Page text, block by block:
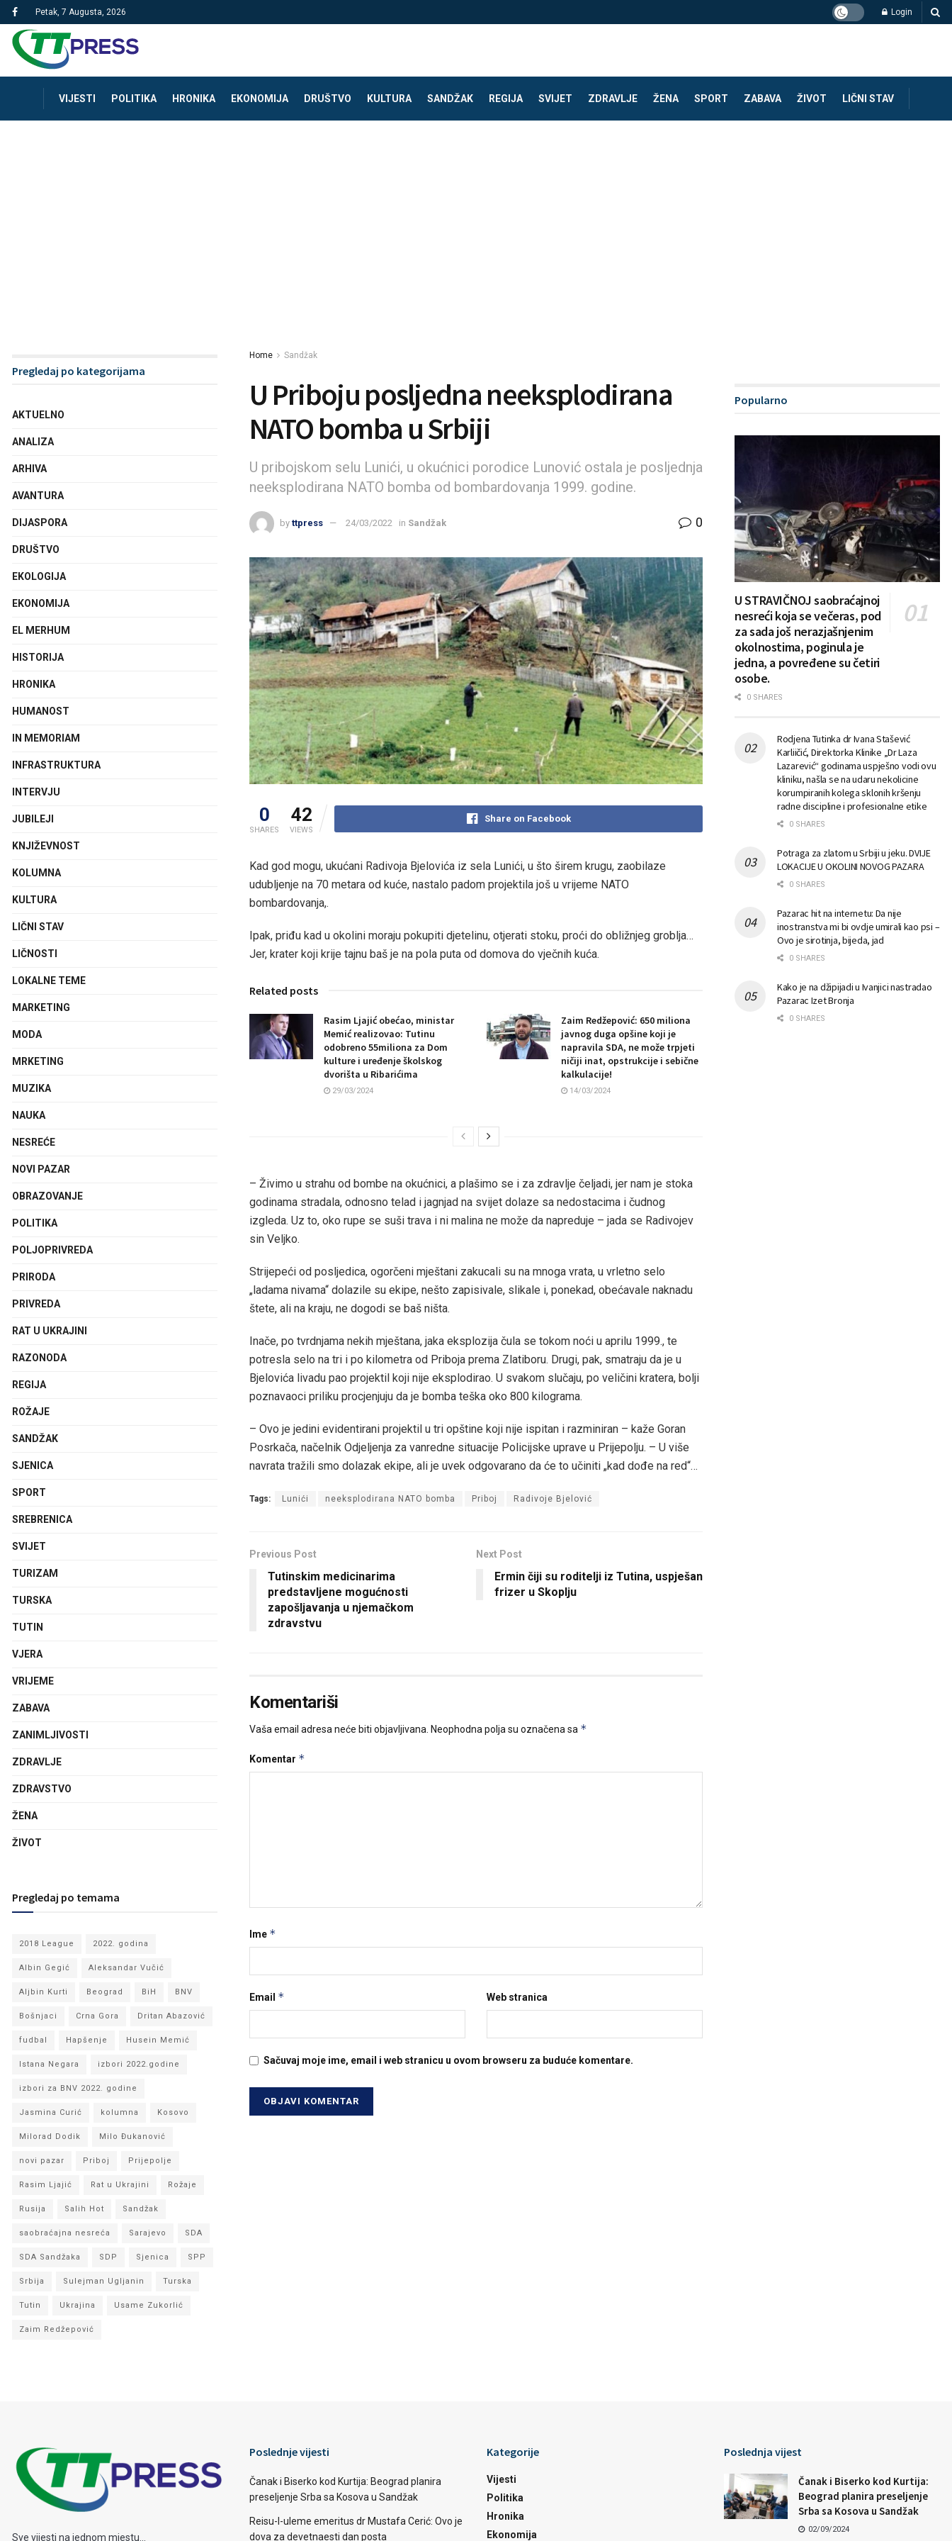
Petak, 7 Augusta, 2026 Login
VIJESTI POLITIKA HRONIKA EKONOMIJA DRUŠTVO KULTURA SANDŽAK REGIJA SVIJET ZDRAVLJE ŽENA SPORT ZABAVA ŽIVOT LIČNI STAV
Home Sandžak
U Priboju posljedna neeksplodirana
NATO bomba u Srbiji
U pribojskom selu Lunići, u okućnici porodice Lunović ostala je posljednja
neeksplodirana NATO bomba od bombardovanja 1999. godine.
by ttpress 24/03/2022 in Sandžak 0
0
SHARES
42
VIEWS
Share on Facebook
Kad god mogu, ukućani Radivoja Bjelovića iz sela Lunići, u što širem krugu, zaobilaze
udubljenje na 70 metara od kuće, nastalo padom projektila još u vrijeme NATO
bombardovanja,.
Ipak, priđu kad u okolini moraju pokupiti djetelinu, otjerati stoku, proći do obližnjeg groblja…
Jer, krater koji krije tajnu baš je na pola puta od domova do vječnih kuća.
Related posts
Rasim Ljajić obećao, ministar
Memić realizovao: Tutinu
odobreno 55miliona za Dom
kulture i uređenje školskog
dvorišta u Ribarićima
29/03/2024
Zaim Redžepović: 650 miliona
javnog duga opšine koji je
napravila SDA, ne može trpjeti
ničiji inat, opstrukcije i sebične
kalkulacije!
14/03/2024
– Živimo u strahu od bombe na okućnici, a plašimo se i za zdravlje čeljadi, jer nam je stoka
godinama stradala, odnosno telad i jagnjad na svijet dolaze sa nedostacima i čudnog
izgleda. Uz to, oko rupe se suši trava i ni malina ne može da napreduje – jada se Radivojev
sin Veljko.
Strijepeći od posljedica, ogorčeni mještani zakucali su na mnoga vrata, u vrletno selo
„ladama nivama“ dolazile su ekipe, nešto zapisivale, slikale i, ponekad, obećavale naknadu
štete, ali na kraju, ne dogodi se baš ništa.
Inače, po tvrdnjama nekih mještana, jaka eksplozija čula se tokom noći u aprilu 1999., te
potresla selo na tri i po kilometra od Priboja prema Zlatiboru. Drugi, pak, smatraju da je u
Bjelovića livadu pao projektil koji nije eksplodirao. U svakom slučaju, po veličini kratera, bolji
poznavaoci priliku procjenjuju da je bomba teška oko 800 kilograma.
– Ovo je jedini evidentirani projektil u tri opštine koji nije ispitan i razminiran – kaže Goran
Posrkača, načelnik Odjeljenja za vanredne situacije Policijske uprave u Prijepolju. – U više
navrata tražili smo dolazak ekipe, ali je uvek odgovarano da će to učiniti „kad dođe na red“…
Tags: Lunići neeksplodirana NATO bomba Priboj Radivoje Bjelović
Previous Post
Tutinskim medicinarima
predstavljene mogućnosti
zapošljavanja u njemačkom
zdravstvu
Next Post
Ermin čiji su roditelji iz Tutina, uspješan
frizer u Skoplju
Komentariši
Vaša email adresa neće biti objavljivana. Neophodna polja su označena sa *
Komentar *
Ime *
Email * Web stranica
Sačuvaj moje ime, email i web stranicu u ovom browseru za buduće komentare.
Pregledaj po kategorijama
AKTUELNO
ANALIZA
ARHIVA
AVANTURA
DIJASPORA
DRUŠTVO
EKOLOGIJA
EKONOMIJA
EL MERHUM
HISTORIJA
HRONIKA
HUMANOST
IN MEMORIAM
INFRASTRUKTURA
INTERVJU
JUBILEJI
KNJIŽEVNOST
KOLUMNA
KULTURA
LIČNI STAV
LIČNOSTI
LOKALNE TEME
MARKETING
MODA
MRKETING
MUZIKA
NAUKA
NESREĆE
NOVI PAZAR
OBRAZOVANJE
POLITIKA
POLJOPRIVREDA
PRIRODA
PRIVREDA
RAT U UKRAJINI
RAZONODA
REGIJA
ROŽAJE
SANDŽAK
SJENICA
SPORT
SREBRENICA
SVIJET
TURIZAM
TURSKA
TUTIN
VJERA
VRIJEME
ZABAVA
ZANIMLJIVOSTI
ZDRAVLJE
ZDRAVSTVO
ŽENA
ŽIVOT
Pregledaj po temama
2018 League 2022. godina
Albin Gegić Aleksandar Vučić
Aljbin Kurti Beograd BiH BNV
Bošnjaci Crna Gora Dritan Abazović
fudbal Hapšenje Husein Memić
Istana Negara izbori 2022.godine
izbori za BNV 2022. godine
Jasmina Curić kolumna Kosovo
Milorad Dodik Milo Đukanović
novi pazar Priboj Prijepolje
Rasim Ljajić Rat u Ukrajini Rožaje
Rusija Salih Hot Sandžak
saobraćajna nesreća Sarajevo SDA
SDA Sandžaka SDP Sjenica SPP
Srbija Sulejman Ugljanin Turska
Tutin Ukrajina Usame Zukorlić
Zaim Redžepović
Popularno
U STRAVIČNOJ saobraćajnoj
nesreći koja se večeras, pod
za sada još nerazjašnjenim
okolnostima, poginula je
jedna, a povređene su četiri
osobe.
0 SHARES
Rodjena Tutinka dr Ivana Stašević
Karliičić, Direktorka Klinike „Dr Laza
Lazarević“ godinama uspješno vodi ovu
kliniku, našla se na udaru nekolicine
korumpiranih kolega sklonih kršenju
radne discipline i profesionalne etike
0 SHARES
Potraga za zlatom u Srbiji u jeku. DVIJE
LOKACIJE U OKOLINI NOVOG PAZARA
0 SHARES
Pazarac hit na internetu: Da nije
inostranstva mi bi ovdje umirali kao psi –
Ovo je sirotinja, bijeda, jad
0 SHARES
Kako je na džipijadi u Ivanjici nastradao
Pazarac Izet Bronja
0 SHARES
Sve vijesti na jednom mjestu...
Poslednje vijesti
Čanak i Biserko kod Kurtija: Beograd planira
preseljenje Srba sa Kosova u Sandžak
Reisu-l-uleme emeritus dr Mustafa Cerić: Ovo je
dova za devetnaesti dan posta
Kategorije
Vijesti
Politika
Hronika
Ekonomija
Poslednja vijest
Čanak i Biserko kod Kurtija:
Beograd planira preseljenje
Srba sa Kosova u Sandžak
02/09/2024